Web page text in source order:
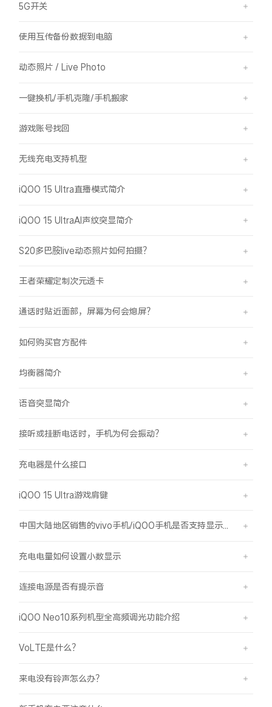
5G开关
使用互传备份数据到电脑
动态照片 / Live Photo
一键换机/手机克隆/手机搬家
游戏账号找回
无线充电支持机型
iQOO 15 Ultra直播模式简介
iQOO 15 UltraAI声纹突显简介
S20多巴胺live动态照片如何拍摄？
王者荣耀定制次元透卡
通话时贴近面部，屏幕为何会熄屏？
如何购买官方配件
均衡器简介
语音突显简介
接听或挂断电话时，手机为何会振动？
充电器是什么接口
iQOO 15 Ultra游戏肩键
中国大陆地区销售的vivo手机/iQOO手机是否支持显示国外号码的归属地信息？
充电电量如何设置小数显示
连接电源是否有提示音
iQOO Neo10系列机型全高频调光功能介绍
VoLTE是什么？
来电没有铃声怎么办？